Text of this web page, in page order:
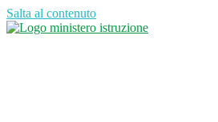
Salta al contenuto